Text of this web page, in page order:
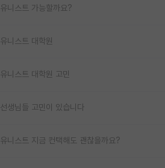
유니스트 가능할까요?
유니스트 대학원
유니스트 대학원 고민
선생님들 고민이 있습니다
유니스트 지금 컨택해도 괜찮을까요?